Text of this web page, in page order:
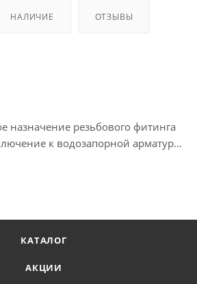
НАЛИЧИЕ ОТЗЫВЫ
назначение резьбового фитинга
к водозапорной арматуре,
применять также в других
гальванопокрытием.
КАТАЛОГ
АКЦИИ